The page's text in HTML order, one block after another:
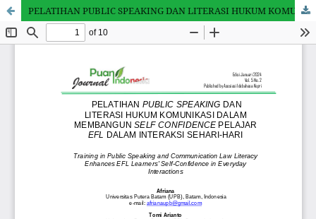
PELATIHAN PUBLIC SPEAKING DAN LITERASI HUKUM KOMUNIKASI DALAM MEMBANGUN SELF CONFIDENCE PELAJAR EFL DALAM INTERAKSI SEHARI-HARI